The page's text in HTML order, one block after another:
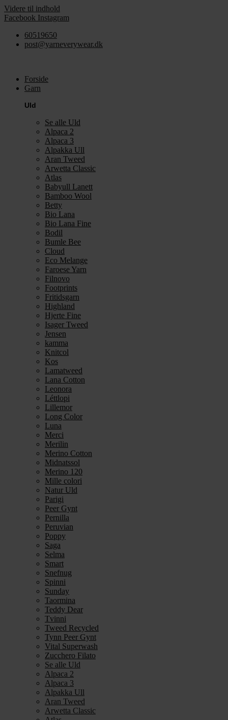
Videre til indhold
Facebook Instagram
60519650
post@yarneverywear.dk
Forside
Garn
Uld
Se alle Uld
Alpaca 2
Alpaca 3
Alpakka Ull
Aran Tweed
Arwetta Classic
Atlas
Babyull Lanett
Bamboo Wool
Betty
Bio Lana
Bio Lana Fine
Bodil
Bumle Bee
Cloud
Eco Melange
Faroese Yarn
Filnovo
Footprints
Fritidsgarn
Highland
Hjerte Fine
Isager Tweed
Jensen
kamma
Knitcol
Kos
Lamatweed
Lana Cotton
Leonora
Léttlopi
Lillemor
Long Color
Luna
Merci
Merilin
Merino Cotton
Midnatssol
Merino 120
Mille colori
Natur Uld
Parigi
Peer Gynt
Pernilla
Peruvian
Poppy
Saga
Selma
Smart
Snefnug
Spinni
Sunday
Taormina
Teddy Dear
Tvinni
Tweed Recycled
Tynn Peer Gynt
Vital Superwash
Zucchero Filato
Se alle Uld
Alpaca 2
Alpaca 3
Alpakka Ull
Aran Tweed
Arwetta Classic